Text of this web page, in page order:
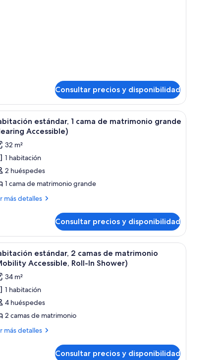
Consultar precios y disponibilidad
calidad y escritorio Habitación de hotel moderna con una
9
estándar, 1 cama de matrimonio grande
Accessible)
32 m²
1 habitación
2 huéspedes
1 cama de matrimonio grande
más detalles
Consultar precios y disponibilidad
cama grande, mesitas de noche, un escritorio y un sofá.
Una habitación de hotel con dos camas, un
11
estándar, 2 camas de matrimonio
Accessible, Roll-In Shower)
34 m²
1 habitación
4 huéspedes
2 camas de matrimonio
más detalles
Consultar precios y disponibilidad